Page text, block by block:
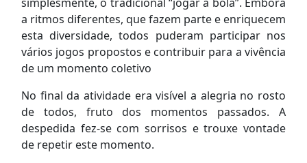
a ritmos diferentes, que fazem parte e enriquecem
esta diversidade, todos puderam participar nos
vários jogos propostos e contribuir para a vivência
de um momento coletivo
No final da atividade era visível a alegria no rosto
de todos, fruto dos momentos passados. A
despedida fez-se com sorrisos e trouxe vontade
de repetir este momento.